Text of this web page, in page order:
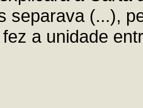
separava (...),
a unidade